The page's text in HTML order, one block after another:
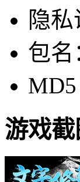
隐私
包名
MD5
游戏截